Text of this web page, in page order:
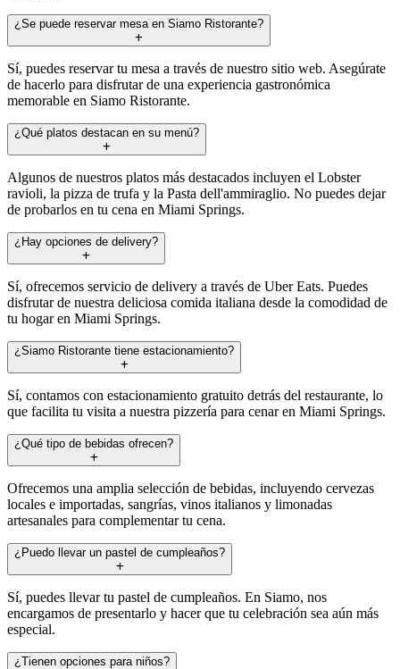
¿Se puede reservar mesa en Siamo Ristorante?
Sí, puedes reservar tu mesa a través de nuestro sitio web. Asegúrate
de hacerlo para disfrutar de una experiencia gastronómica
memorable en Siamo Ristorante.
¿Qué platos destacan en su menú?
Algunos de nuestros platos más destacados incluyen el Lobster
ravioli, la pizza de trufa y la Pasta dell'ammiraglio. No puedes dejar
de probarlos en tu cena en Miami Springs.
¿Hay opciones de delivery?
Sí, ofrecemos servicio de delivery a través de Uber Eats. Puedes
disfrutar de nuestra deliciosa comida italiana desde la comodidad de
tu hogar en Miami Springs.
¿Siamo Ristorante tiene estacionamiento?
Sí, contamos con estacionamiento gratuito detrás del restaurante, lo
que facilita tu visita a nuestra pizzería para cenar en Miami Springs.
¿Qué tipo de bebidas ofrecen?
Ofrecemos una amplia selección de bebidas, incluyendo cervezas
locales e importadas, sangrías, vinos italianos y limonadas
artesanales para complementar tu cena.
¿Puedo llevar un pastel de cumpleaños?
Sí, puedes llevar tu pastel de cumpleaños. En Siamo, nos
encargamos de presentarlo y hacer que tu celebración sea aún más
especial.
¿Tienen opciones para niños?